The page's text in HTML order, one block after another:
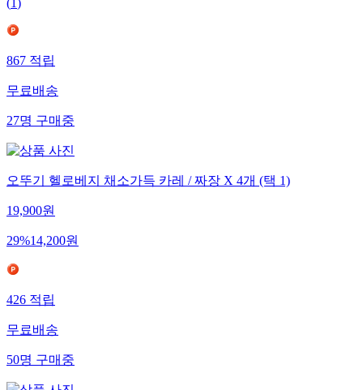
(1)
867적립
무료배송
27명구매중
오뚜기 헬로베지 채소가득 카레 / 짜장 X 4개 (택 1)
19,900원
29%14,200원
426적립
무료배송
50명구매중